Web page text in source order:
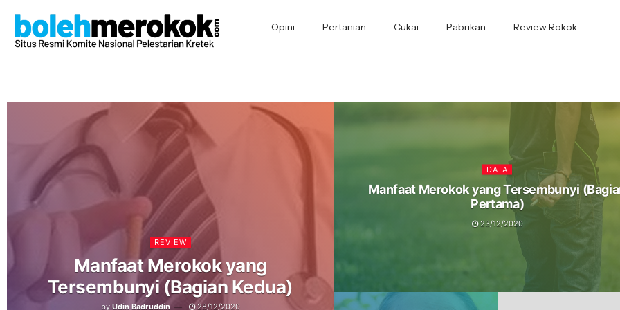
Opini Pertanian Cukai Pabrikan Review Rokok
REVIEW
Manfaat Merokok yang
Tersembunyi (Bagian Kedua)
by Udin Badruddin 28/12/2020
DATA
Manfaat Merokok yang Tersembunyi
Pertama)
23/12/2020